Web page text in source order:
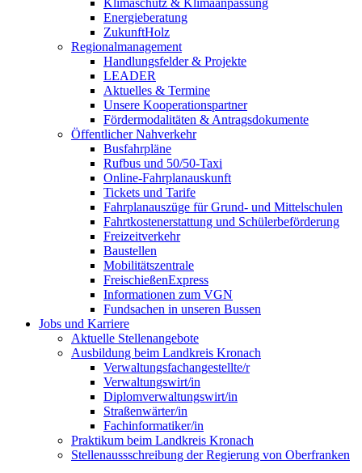
Klimaschutz & Klimaanpassung
Energieberatung
ZukunftHolz
Regionalmanagement
Handlungsfelder & Projekte
LEADER
Aktuelles & Termine
Unsere Kooperationspartner
Fördermodalitäten & Antragsdokumente
Öffentlicher Nahverkehr
Busfahrpläne
Rufbus und 50/50-Taxi
Online-Fahrplanauskunft
Tickets und Tarife
Fahrplanauszüge für Grund- und Mittelschulen
Fahrtkostenerstattung und Schülerbeförderung
Freizeitverkehr
Baustellen
Mobilitätszentrale
FreischießenExpress
Informationen zum VGN
Fundsachen in unseren Bussen
Jobs und Karriere
Aktuelle Stellenangebote
Ausbildung beim Landkreis Kronach
Verwaltungsfachangestellte/r
Verwaltungswirt/in
Diplomverwaltungswirt/in
Straßenwärter/in
Fachinformatiker/in
Praktikum beim Landkreis Kronach
Stellenaussschreibung der Regierung von Oberfranken